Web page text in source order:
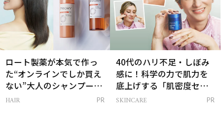
ロート製薬が本気で作っ
た“オンラインでしか買え
ない”大人のシャンプー＆
トリートメントって？
HAIR PR
40代のハリ不足・しぼみ
感に！科学の力で肌力を
底上げする「肌密度セラ
ム」
SKINCARE PR